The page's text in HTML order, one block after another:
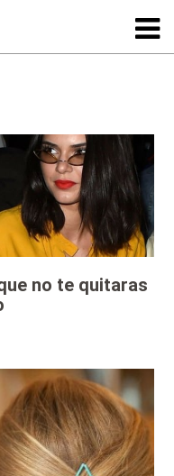
no te quitaras